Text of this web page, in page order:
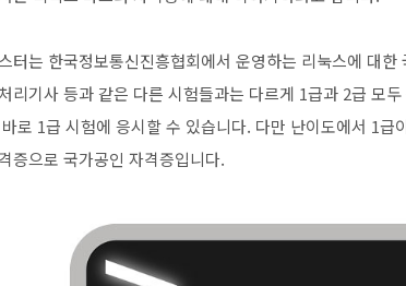
터는 한국정보통신진흥협회에서 운영하는 리눅스에 대
리기사 등과 같은 다른 시험들과는 다르게 1급과 2급 모
로 1급 시험에 응시할 수 있습니다. 다만 난이도에서 1
증으로 국가공인 자격증입니다.